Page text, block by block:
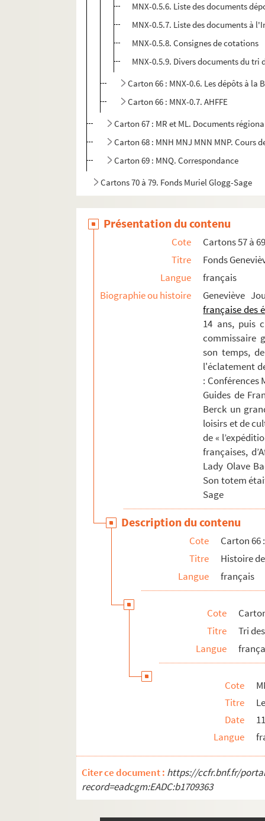
MNX-0.5.6. Liste des documents
MNX-0.5.7. Liste des documents à
MNX-0.5.8. Consignes de cotations
MNX-0.5.9. Divers documents du tri
Carton 66 : MNX-0.6. Les dépôts à
Carton 66 : MNX-0.7. AHFFE
Carton 67 : MR et ML. Documents
Carton 68 : MNH MNJ MNN MNP.
Carton 69 : MNQ. Correspondance
Cartons 70 à 79. Fonds Muriel Glogg-Sage
Présentation du contenu
Cote
Cartons 57 à
Titre
Fonds
Langue
français
Biographie ou histoire
Geneviève
française des
14 ans, puis
commissaire
son temps,
l'éclatement
: Conférences
Guides de
Berck un
loisirs et de
de «
françaises,
Lady Olave
Son totem
Sage
Description du contenu
Cote
Carton 66
Titre
Histoire
Langue
français
Cote
Titre
Tri
Langue
Cote
Titre
Date
Langue
Citer ce document : https://ccfr.bnf.fr/
record=eadcgm:EADC:b1709363